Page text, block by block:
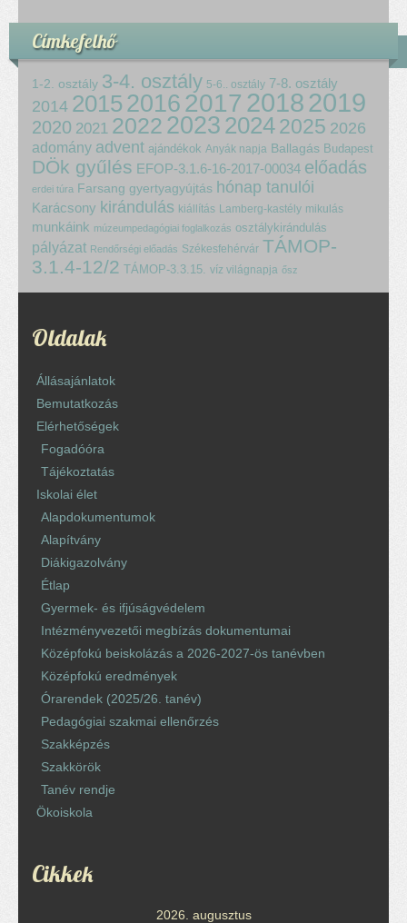
Címkefelhő
1-2. osztály 3-4. osztály 5-6.. osztály 7-8. osztály
2014 2015 2016 2017 20182019
2020 2021 2022 2023 20242025 2026
adomány advent ajándékok Anyák napja Ballagás Budapest
DÖk gyűlés EFOP-3.1.6-16-2017-00034 előadás
erdei túra Farsang gyertyagyújtás hónap tanulói
Karácsony kirándulás kiállítás Lamberg-kastély mikulás
munkáink múzeumpedagógiai foglalkozás osztálykirándulás
pályázat Rendőrségi előadás Székesfehérvár TÁMOP-
3.1.4-12/2 TÁMOP-3.3.15. víz világnapja ősz
Oldalak
Állásajánlatok
Bemutatkozás
Elérhetőségek
Fogadóóra
Tájékoztatás
Iskolai élet
Alapdokumentumok
Alapítvány
Diákigazolvány
Étlap
Gyermek- és ifjúságvédelem
Intézményvezetői megbízás dokumentumai
Középfokú beiskolázás a 2026-2027-ös tanévben
Középfokú eredmények
Órarendek (2025/26. tanév)
Pedagógiai szakmai ellenőrzés
Szakképzés
Szakkörök
Tanév rendje
Ökoiskola
Cikkek
2026. augusztus